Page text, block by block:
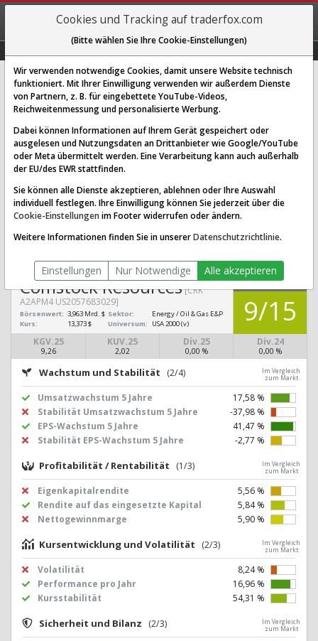
REGIS-
TRIEREN
Comstock Resources Aktie:
Realtime-Kurs & Analyse (A2APM4
| CRK)
SCORING SYSTEMS:
Qualitäts-Check Dividenden-Check
Wachstums-Check
geeignet?
Comstock Resources[CRK
A2APM4 US2057683029]
Börsenwert: 3,963 Mrd. $
Kurs:
13,373 $
Sektor:
Energy / Oil & Gas E&P
Universum:
USA 2000 (v)
KGV.25
9,26
KUV.25
2,02
Div.25
0,00 %
Div.24
0,00 %
QUALITÄTS-
9/15
Wachstum und Stabilität (2/4)
Im Vergleich
zum Markt
Umsatzwachstum 5 Jahre
17,58 %
Stabilität Umsatzwachstum 5 Jahre
-37,98 %
EPS-Wachstum 5 Jahre
41,47 %
Stabilität EPS-Wachstum 5 Jahre
-2,77 %
Profitabilität / Rentabilität (1/3)
Im Vergleich
zum Markt
Eigenkapitalrendite
5,56 %
Rendite auf das eingesetzte Kapital
5,84 %
Nettogewinnmarge
5,90 %
Kursentwicklung und Volatilität (2/3)
Im Vergleich
zum Markt
Volatilität
8,24 %
Performance pro Jahr
16,96 %
Kursstabilität
54,31 %
Sicherheit und Bilanz (2/3)
Im Vergleich
zum Markt
Cookies und Tracking auf traderfox.com
(Bitte wählen Sie Ihre Cookie-Einstellungen)
Wir verwenden notwendige Cookies, damit unsere Website technisch
funktioniert. Mit Ihrer Einwilligung verwenden wir außerdem Dienste
von Partnern, z. B. für eingebettete YouTube-Videos,
Reichweitenmessung und personalisierte Werbung.
Dabei können Informationen auf Ihrem Gerät gespeichert oder
ausgelesen und Nutzungsdaten an Drittanbieter wie Google/YouTube
oder Meta übermittelt werden. Eine Verarbeitung kann auch außerhalb
der EU/des EWR stattfinden.
Sie können alle Dienste akzeptieren, ablehnen oder Ihre Auswahl
individuell festlegen. Ihre Einwilligung können Sie jederzeit über die
Cookie-Einstellungen im Footer widerrufen oder ändern.
Weitere Informationen finden Sie in unsererDatenschutzrichtlinie.
Einstellungen Nur Notwendige Alle akzeptieren